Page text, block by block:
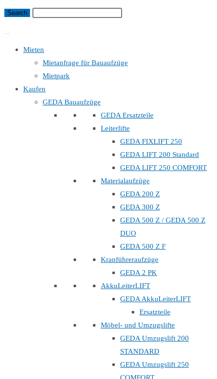
Mieten
Mietanfrage für Bauaufzüge
Mietpark
Kaufen
GEDA Bauaufzüge
GEDA Ersatzteile
Leiterlifte
GEDA FIXLIFT 250
GEDA LIFT 200 Standard
GEDA LIFT 250 COMFORT
Materialaufzüge
GEDA 200 Z
GEDA 300 Z
GEDA 500 Z / GEDA 500 Z
DUO
GEDA 500 Z F
Kranführeraufzüge
GEDA 2 PK
AkkuLeiterLIFT
GEDA AkkuLeiterLIFT
Ersatzteile
Möbel- und Umzugslifte
GEDA Umzugslift 200
STANDARD
GEDA Umzugslift 250